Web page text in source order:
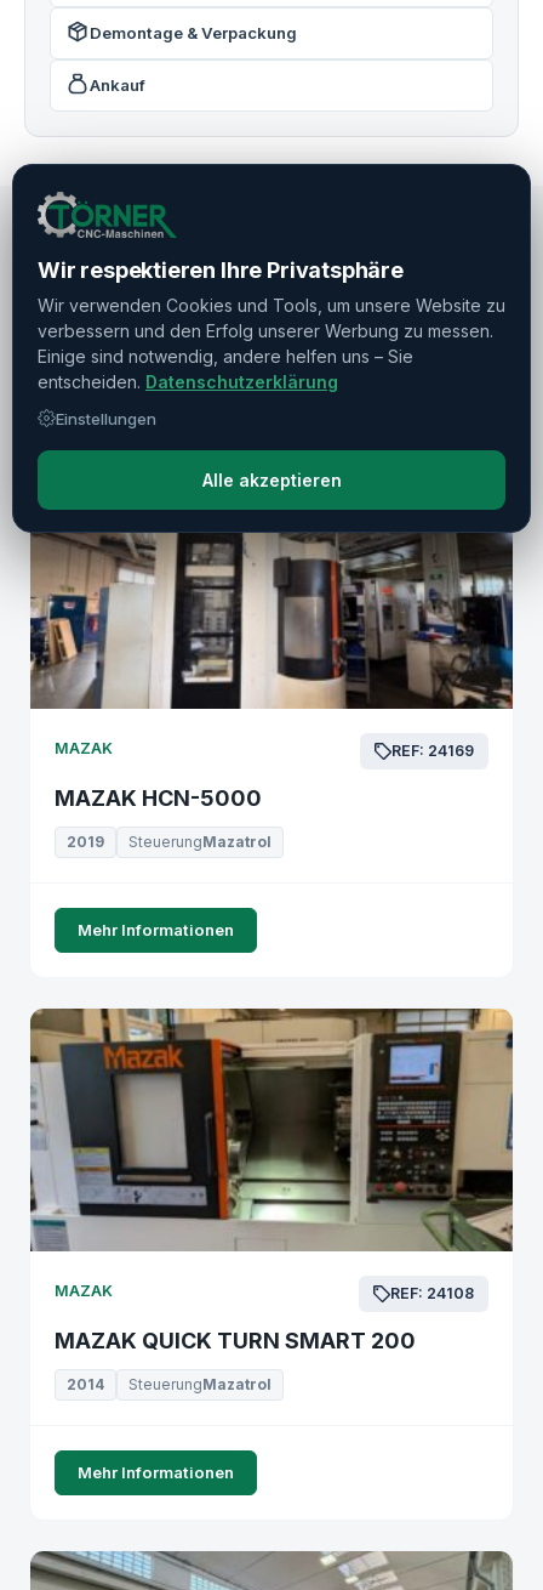
Demontage & Verpackung
Ankauf
EMPFEHLUNGEN
Ähnliche Maschinen
Weitere Maschinen von Mazak
MAZAK REF: 24169
MAZAK HCN-5000
2019 SteuerungMazatrol
Mehr Informationen
MAZAK REF: 24108
MAZAK QUICK TURN SMART 200
2014 SteuerungMazatrol
Mehr Informationen
Wir respektieren Ihre Privatsphäre
Wir verwenden Cookies und Tools, um unsere Website zu
verbessern und den Erfolg unserer Werbung zu messen.
Einige sind notwendig, andere helfen uns – Sie
entscheiden. Datenschutzerklärung
Einstellungen
Alle akzeptieren